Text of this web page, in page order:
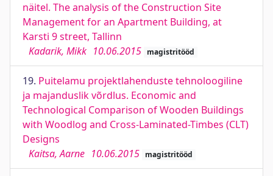
näitel. The analysis of the Construction Site
Management for an Apartment Building, at
Karsti 9 street, Tallinn
Kadarik, Mikk 10.06.2015 magistritööd
19. Puitelamu projektlahenduste tehnoloogiline
ja majanduslik võrdlus. Economic and
Technological Comparison of Wooden Buildings
with Woodlog and Cross-Laminated-Timbes (CLT)
Designs
Kaitsa, Aarne 10.06.2015 magistritööd